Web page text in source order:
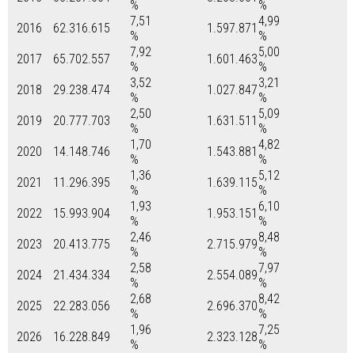
%
%
2016
62.316.615
7,51
%
1.597.871 4,99
%
2017
65.702.557
7,92
%
1.601.4635,00
%
2018
29.238.474
3,52
%
1.027.8473,21
%
2019
20.777.703
2,50
%
1.631.511 5,09
%
2020
14.148.746
1,70
%
1.543.881 4,82
%
2021
11.296.395
1,36
%
1.639.1155,12
%
2022
15.993.904
1,93
%
1.953.151 6,10
%
2023
20.413.775
2,46
%
2.715.9798,48
%
2024
21.434.334
2,58
%
2.554.0897,97
%
2025
22.283.056
2,68
%
2.696.3708,42
%
2026
16.228.849
1,96
%
2.323.1287,25
%